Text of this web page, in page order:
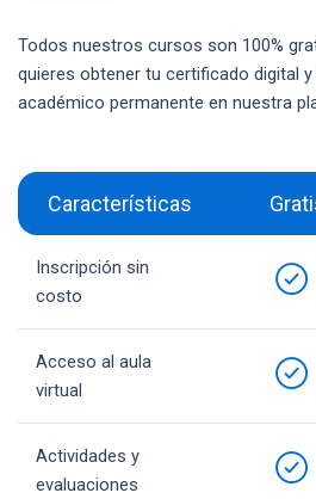
Todos nuestros cursos son 100%
quieres obtener tu certificado digital
académico permanente en nuestra
Características
Inscripción sin
costo
Acceso al aula
virtual
Actividades y
evaluaciones